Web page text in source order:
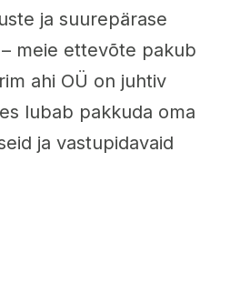
ja suurepärase
meie ettevõte pakub
ahi OÜ on juhtiv
lubab pakkuda oma
ja vastupidavaid